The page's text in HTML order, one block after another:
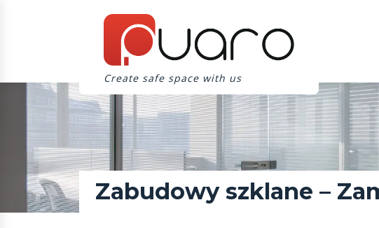
Create safe space with us
Zabudowy szklane –